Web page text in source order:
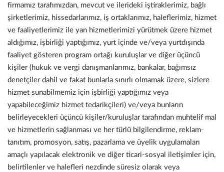
firmamız tarafımızdan, mevcut ve ilerideki iştiraklerimiz, bağlı
şirketlerimiz, hissedarlarımız, iş ortaklarımız, haleflerimiz, hizmet
ve faaliyetlerimiz ile yan hizmetlerimizi yürütmek üzere hizmet
aldığımız, işbirliği yaptığımız, yurt içinde ve/veya yurtdışında
faaliyet gösteren program ortağı kuruluşlar ve diğer üçüncü
kişiler (hukuk ve vergi danışmanlarımız, bankalar, bağımsız
denetçiler dahil ve fakat bunlarla sınırlı olmamak üzere, sizlere
hizmet sunabilmemiz için işbirliği yaptığımız veya
yapabileceğimiz hizmet tedarikçileri) ve/veya bunların
belirleyecekleri üçüncü kişiler/kuruluşlar tarafından muhtelif mal
ve hizmetlerin sağlanması ve her türlü bilgilendirme, reklam-
tanıtım, promosyon, satış, pazarlama ve üyelik uygulamaları
amaçlı yapılacak elektronik ve diğer ticari-sosyal iletişimler için,
belirtilenler ve halefleri nezdinde süresiz olarak veya